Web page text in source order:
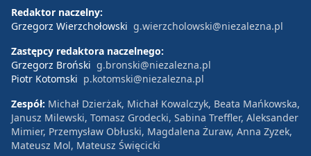
Redaktor naczelny:
Grzegorz Wierzchołowski g.wierzcholowski@niezalezna.pl
Zastępcy redaktora naczelnego:
Grzegorz Broński g.bronski@niezalezna.pl
Piotr Kotomski p.kotomski@niezalezna.pl
Zespół: Michał Dzierżak, Michał Kowalczyk, Beata Mańkowska,
Janusz Milewski, Tomasz Grodecki, Sabina Treffler, Aleksander
Mimier, Przemysław Obłuski, Magdalena Żuraw, Anna Zyzek,
Mateusz Mol, Mateusz Święcicki